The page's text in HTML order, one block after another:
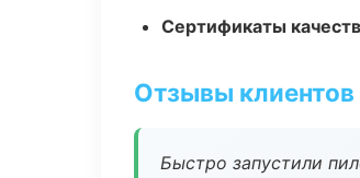
Сертификаты
Отзывы клиентов
Быстро запустили